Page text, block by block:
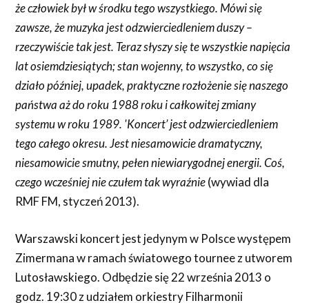
że człowiek był w środku tego wszystkiego. Mówi się
zawsze, że muzyka jest odzwierciedleniem duszy –
rzeczywiście tak jest. Teraz słyszy się te wszystkie napięcia
lat osiemdziesiątych; stan wojenny, to wszystko, co się
działo później, upadek, praktyczne rozłożenie się naszego
państwa aż do roku 1988 roku i całkowitej zmiany
systemu w roku 1989. 'Koncert’ jest odzwierciedleniem
tego całego okresu. Jest niesamowicie dramatyczny,
niesamowicie smutny, pełen niewiarygodnej energii. Coś,
czego wcześniej nie czułem tak wyraźnie(wywiad dla
RMF FM, styczeń 2013).
Warszawski koncert jest jedynym w Polsce występem
Zimermana w ramach światowego tournee z utworem
Lutosławskiego. Odbędzie się 22 września 2013 o
godz. 19:30 z udziałem orkiestry Filharmonii